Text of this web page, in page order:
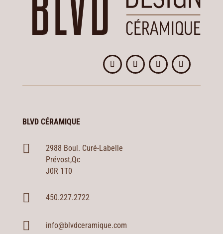
BLVD CÉRAMIQUE

2988 Boul. Curé-Labelle
Prévost,Qc
J0R 1T0
 450.227.2722
 info@blvdceramique.com